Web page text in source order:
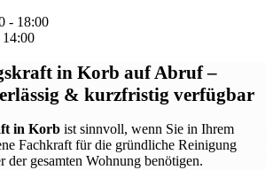
- 18:00
in Korb auf Abruf–
& kurzfristig verfügbar
in Korb ist sinnvoll, wenn Sie in Ihrem
Fachkraft für die gründliche Reinigung
der gesamten Wohnung benötigen.